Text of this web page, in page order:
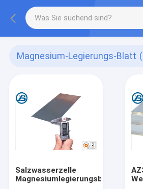
Magnesium-Legierungs-Blatt
Salzwasserzelle
Magnesiumlegierungsblech